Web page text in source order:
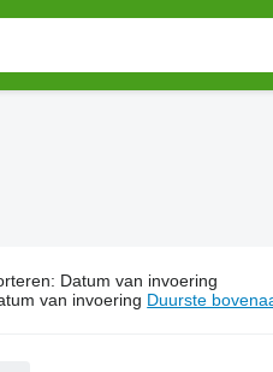
: Datum van invoering
van invoering Duurste